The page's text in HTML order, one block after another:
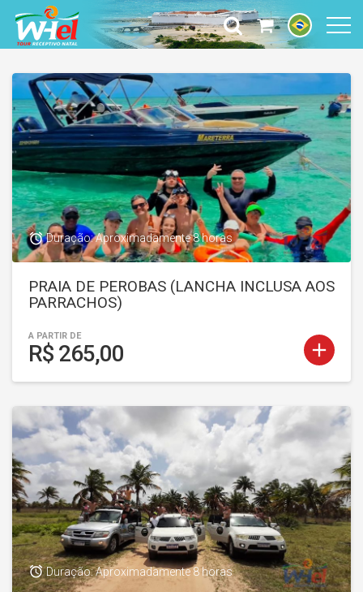
add
access_alarmDuração: Aproximadamente 8 horas
PRAIA DE PEROBAS (LANCHA INCLUSA AOS
PARRACHOS)
A PARTIR DE
R$ 265,00
access_alarmDuração: Aproximadamente 8 horas